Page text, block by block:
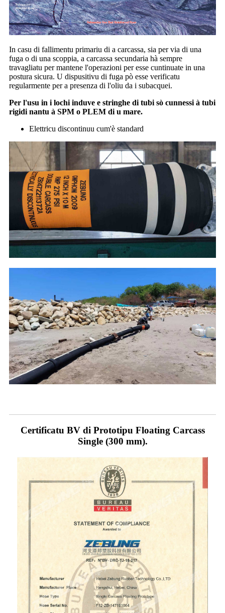
In casu di fallimentu primariu di a carcassa, sia per via di una
fuga o di una scoppia, a carcassa secundaria hà sempre
travagliatu per mantene l'operazioni per esse cuntinuate in una
postura sicura. U dispusitivu di fuga pò esse verificatu
regularmente per a presenza di l'oliu da i subacquei.
Per l'usu in i lochi induve e stringhe di tubi sò cunnessi à tubi
rigidi nantu à SPM o PLEM di u mare.
Elettricu discontinuu cum'è standard
Certificatu BV di Prototipu Floating Carcass
Single (300 mm).